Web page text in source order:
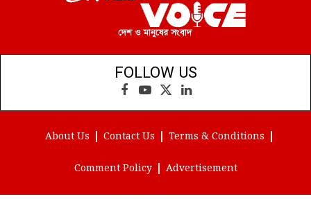
FOLLOW US
Facebook
YouTube
X
(Twitter)
LinkedIn
About Us Contact Us Terms & Conditions
Comment Policy Advertisement